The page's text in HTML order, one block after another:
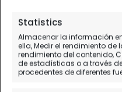
Statistics
Almacenar la información
ella, Medir el rendimiento de
rendimiento del contenido,
de estadísticas o a través
procedentes de diferentes
Visita a las
tiempo